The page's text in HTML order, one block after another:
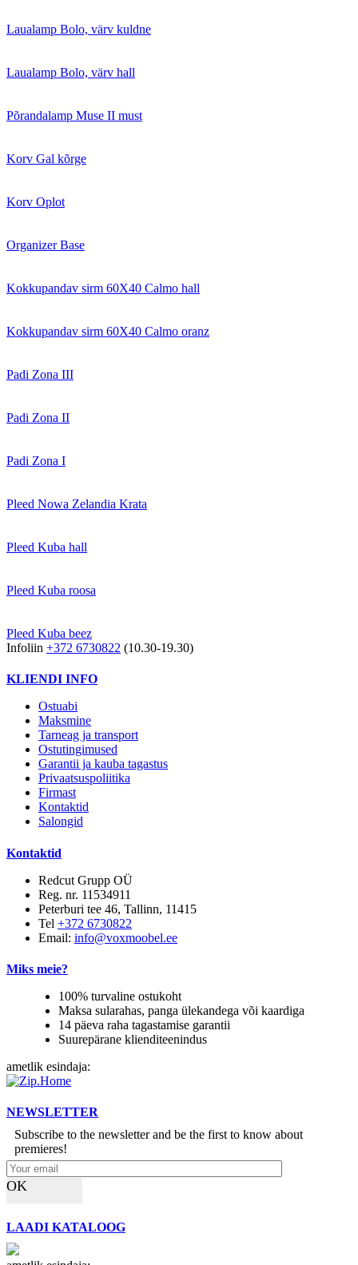
Laualamp Bolo, värv kuldne
Laualamp Bolo, värv hall
Põrandalamp Muse II must
Korv Gal kõrge
Korv Oplot
Organizer Base
Kokkupandav sirm 60X40 Calmo hall
Kokkupandav sirm 60X40 Calmo oranz
Padi Zona III
Padi Zona II
Padi Zona I
Pleed Nowa Zelandia Krata
Pleed Kuba hall
Pleed Kuba roosa
Pleed Kuba beez
Infoliin +372 6730822 (10.30-19.30)
KLIENDI INFO
Ostuabi
Maksmine
Tarneag ja transport
Ostutingimused
Garantii ja kauba tagastus
Privaatsuspoliitika
Firmast
Kontaktid
Salongid
Kontaktid
Redcut Grupp OÜ
Reg. nr. 11534911
Peterburi tee 46, Tallinn, 11415
Tel +372 6730822
Email: info@voxmoobel.ee
Miks meie?
100% turvaline ostukoht
Maksa sularahas, panga ülekandega või kaardiga
14 päeva raha tagastamise garantii
Suurepärane klienditeenindus
ametlik esindaja:
NEWSLETTER
Subscribe to the newsletter and be the first to know about
premieres!
OK
LAADI KATALOOG